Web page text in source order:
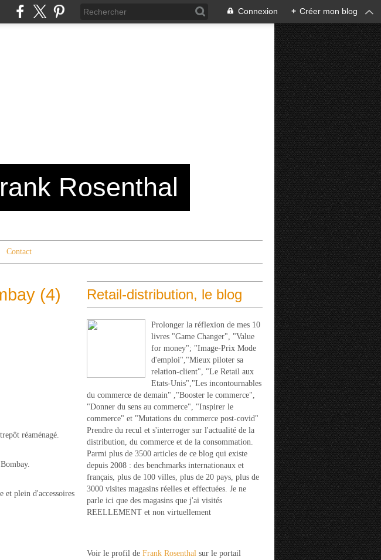
Connexion + Créer mon blog
Rosenthal
Contact
(4)
réaménagé.
et plein d'accessoires
Retail-distribution, le blog
Prolonger la réflexion de mes 10
livres "Game Changer", "Value
for money"; "Image-Prix Mode
d'emploi","Mieux piloter sa
relation-client", "Le Retail aux
Etats-Unis","Les incontournables
du commerce de demain" ,"Booster le commerce",
"Donner du sens au commerce", "Inspirer le
commerce" et "Mutations du commerce post-covid"
Prendre du recul et s'interroger sur l'actualité de la
distribution, du commerce et de la consommation.
Parmi plus de 3500 articles de ce blog qui existe
depuis 2008 : des benchmarks internationaux et
français, plus de 100 villes, plus de 20 pays, plus de
3000 visites magasins réelles et effectuées. Je ne
parle ici que des magasins que j'ai visités
REELLEMENT et non virtuellement
Voir le profil de Frank Rosenthal sur le portail